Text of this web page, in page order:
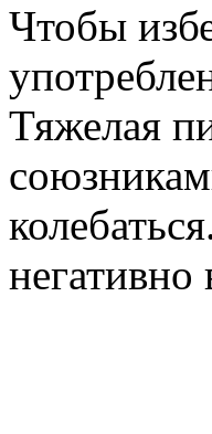
Чтобы
Тяжелая
негативно